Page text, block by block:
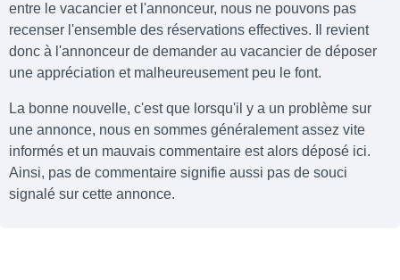
entre le vacancier et l'annonceur, nous ne pouvons pas
recenser l'ensemble des réservations effectives. Il revient
donc à l'annonceur de demander au vacancier de déposer
une appréciation et malheureusement peu le font.
La bonne nouvelle, c'est que lorsqu'il y a un problème sur
une annonce, nous en sommes généralement assez vite
informés et un mauvais commentaire est alors déposé ici.
Ainsi, pas de commentaire signifie aussi pas de souci
signalé sur cette annonce.